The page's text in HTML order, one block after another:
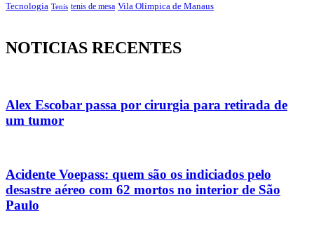
Tecnologia Tenis tenis de mesa Vila Olímpica de Manaus
NOTICIAS RECENTES
Alex Escobar passa por cirurgia para retirada de
um tumor
Acidente Voepass: quem são os indiciados pelo
desastre aéreo com 62 mortos no interior de São
Paulo